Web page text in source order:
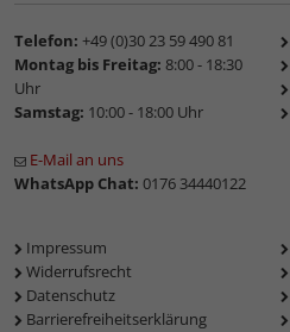
Telefon: +49 (0)30 23 59 490 81
Montag bis Freitag: 8:00 - 18:30
Uhr
Samstag: 10:00 - 18:00 Uhr
E-Mail an uns
WhatsApp Chat: 0176 34440122
Impressum
Widerrufsrecht
Datenschutz
Barrierefreiheitserklärung